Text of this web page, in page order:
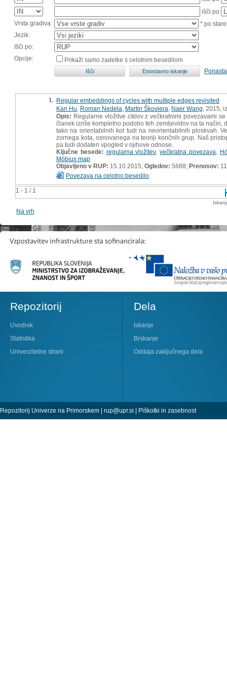
išči po
Vrsta gradiva:
* po
Jezik:
Išči po:
Opcije:
Prikaži samo zadetke s celotnim besedilom
1 - 1 / 1
1. Regular embeddings of cycles with multiple edges revisited
Kan Hu Roman Nedela Martin Škoviera Naer Wang , 2015,
Opis: Regularne vložitve ciklov z večkratnimi povezavami
članek izriše kompletno podobo teh zemljevidov na ta
tako na orientabilnih kot tudi na neorientabilnih ploskvah.
zornega kota, osnovanega na teoriji končnih grup. Naš
pa tudi dodaten vpogled v njihove odnose.
Ključne besede: regularna vložitev,večkratna povezava
Möbius map
Objavljeno v RUP: 15.10.2015; Ogledov: 5688; Prenosov:
Povezava na celotno besedilo
Na vrh
Repozitorij
Uvodnik
Statistika
Univerzitetne strani
Dela
Iskanje
Brskanje
Oddaja zaključnega dela
Repozitorij Univerze na Primorskem | rup@upr.si | Piškotki in zasebnost